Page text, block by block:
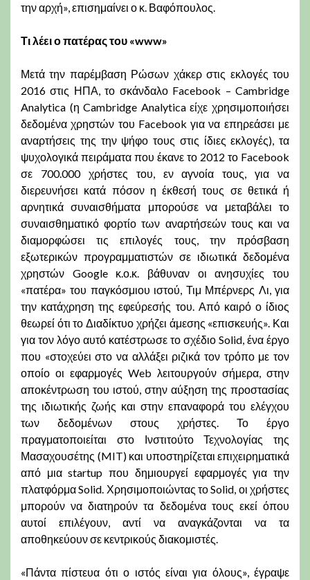
την αρχή», επισημαίνει ο κ. Βαφόπουλος.
Τι λέει ο πατέρας του «www»
Μετά την παρέμβαση Ρώσων χάκερ στις εκλογές του
2016 στις ΗΠΑ, το σκάνδαλο Facebook – Cambridge
Analytica (η Cambridge Analytica είχε χρησιμοποιήσει
δεδομένα χρηστών του Facebook για να επηρεάσει με
αναρτήσεις της την ψήφο τους στις ίδιες εκλογές), τα
ψυχολογικά πειράματα που έκανε το 2012 το Facebook
σε 700.000 χρήστες του, εν αγνοία τους, για να
διερευνήσει κατά πόσον η έκθεσή τους σε θετικά ή
αρνητικά συναισθήματα μπορούσε να μεταβάλει το
συναισθηματικό φορτίο των αναρτήσεών τους και να
διαμορφώσει τις επιλογές τους, την πρόσβαση
εξωτερικών προγραμματιστών σε ιδιωτικά δεδομένα
χρηστών Google κ.ο.κ. βάθυναν οι ανησυχίες του
«πατέρα» του παγκόσμιου ιστού, Τιμ Μπέρνερς Λι, για
την κατάχρηση της εφεύρεσής του. Από καιρό ο ίδιος
θεωρεί ότι το Διαδίκτυο χρήζει άμεσης «επισκευής». Και
για τον λόγο αυτό κατέστρωσε το σχέδιο Solid, ένα έργο
που «στοχεύει στο να αλλάξει ριζικά τον τρόπο με τον
οποίο οι εφαρμογές Web λειτουργούν σήμερα, στην
αποκέντρωση του ιστού, στην αύξηση της προστασίας
της ιδιωτικής ζωής και στην επαναφορά του ελέγχου
των δεδομένων στους χρήστες. Το έργο
πραγματοποιείται στο Ινστιτούτο Τεχνολογίας της
Μασαχουσέτης (MIT) και υποστηρίζεται επιχειρηματικά
από μια startup που δημιουργεί εφαρμογές για την
πλατφόρμα Solid. Χρησιμοποιώντας το Solid, οι χρήστες
μπορούν να διατηρούν τα δεδομένα τους εκεί όπου
αυτοί επιλέγουν, αντί να αναγκάζονται να τα
αποθηκεύουν σε κεντρικούς διακομιστές.
«Πάντα πίστευα ότι ο ιστός είναι για όλους», έγραψε